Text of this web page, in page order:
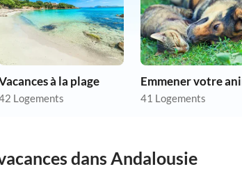
à la plage
Logements 41 Logements
dans Andalousie